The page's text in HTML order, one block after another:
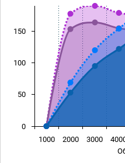
1000 2000 3000
0
50
100
150